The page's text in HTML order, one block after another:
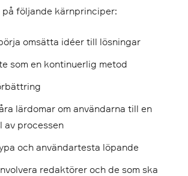
följande kärnprinciper:
omsätta idéer till lösningar
som en kontinuerlig metod
lärdomar om användarna till en
av processen
och användartesta löpande
redaktörer och de som ska